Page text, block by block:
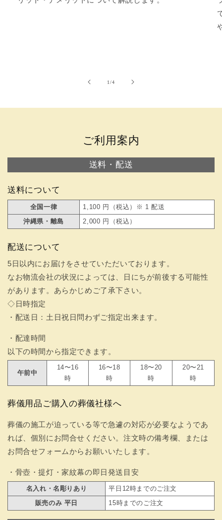
1/の
4
ご利用案内
送料・配送
送料について
全国一律
1,100 円（税込）※ 1 配送
沖縄県・離島
2,000 円（税込）
配送について
5日以内にお届けをさせていただいております。
なお物流会社の状況によっては、日にちが前後する可能性
があります。あらかじめご了承下さい。
◇日時指定
・配送日：土日祝日問わずご指定出来ます。
・配達時間
以下の時間から指定できます。
午前中
14〜16
時
16〜18
時
18〜20
時
20〜21
時
葬儀用品ご購入の葬儀社様へ
葬儀の施工が迫っている等で急遽の対応が必要なようであ
れば、個別にお問合せください。注文時の備考欄、または
お問合せフォームからお願いいたします。
・骨壺・提灯・家紋幕の即日発送目安
名入れ・名彫りあり
平日12時までのご注文
販売のみ 平日
15時までのご注文